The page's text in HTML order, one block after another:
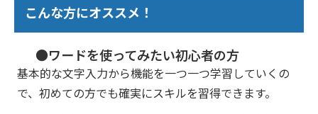
こんな方にオススメ！
●ワードを使ってみたい初心者の方
基本的な文字入力から機能を一つ一つ学習していくの
で、初めての方でも確実にスキルを習得できます。